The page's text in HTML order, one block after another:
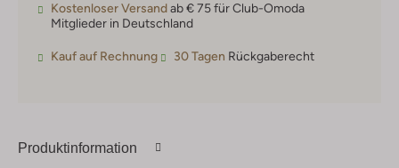
Kostenloser Versandab € 75 für Club-Omoda
Mitglieder in Deutschland
Kauf auf Rechnung 30 Tagen Rückgaberecht
Produktinformation